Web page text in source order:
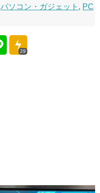
パソコン・ガジェット , PC
29